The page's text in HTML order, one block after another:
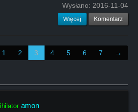
Wysłano: 2016-11-04
Więcej Komentarz
1 2 3 4 5 6 7 →
amon